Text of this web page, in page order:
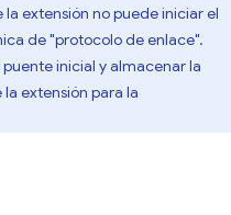
extensión no puede iniciar el
de "protocolo de enlace".
puente inicial y almacenar la
extensión para la